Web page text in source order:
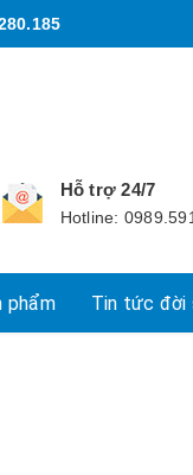
Hỗ trợ 24/7
Hotline:
phẩm Tin tức đời